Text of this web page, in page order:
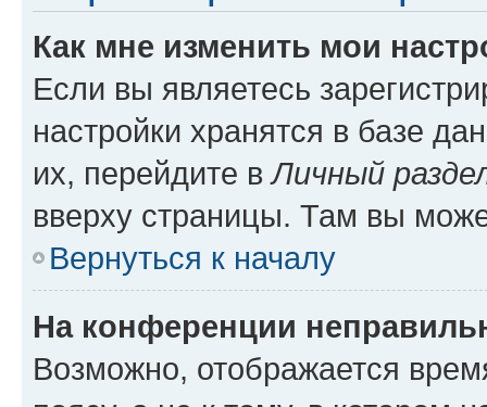
Как мне изменить мои
Если вы являетесь
настройки хранятся в базе
их, перейдите вЛичный
вверху страницы. Там вы
Вернуться к началу
На конференции
Возможно, отображается